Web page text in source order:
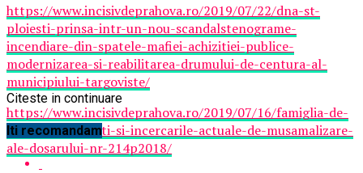
https://www.incisivdeprahova.ro/2019/07/22/dna-st-
ploiesti-prinsa-intr-un-nou-scandalstenograme-
incendiare-din-spatele-mafiei-achizitiei-publice-
modernizarea-si-reabilitarea-drumului-de-centura-al-
municipiului-targoviste/
https://www.incisivdeprahova.ro/2019/07/16/famiglia-de-
la-dna-st-ploiesti-si-incercarile-actuale-de-musamalizare-
ale-dosarului-nr-214p2018/
Citeste in continuare
Iti recomandam